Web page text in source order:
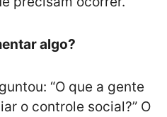
algo?
“O que a gente
o controle social?” O